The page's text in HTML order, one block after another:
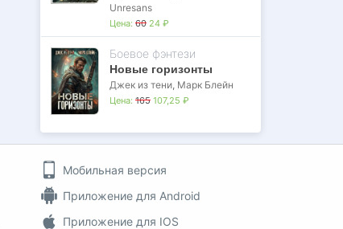
Unresans
Цена: 60 24 ₽
Боевое фэнтези
Новые горизонты
Джек из тени, Марк Блейн
Цена: 165 107,25 ₽
Мобильная версия
Приложение для Android
Приложение для IOS